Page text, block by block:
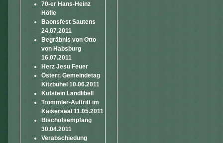
70-er Hans-Heinz
Höfle
Baonsfest Sautens
24.07.2011
Begräbnis von Otto
von Habsburg
16.07.2011
Herz Jesu Feuer
Österr. Gemeindetag
Kitzbühel 10.06.2011
Kufstein Landlibell
Trommler-Auftritt im
Kaisersaal 11.05.2011
Bischofsempfang
30.04.2011
Verabschiedung